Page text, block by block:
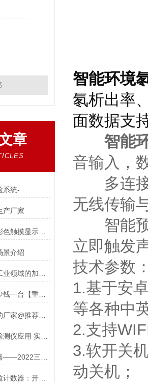
章
系统-
产厂家
智能冰浴蒸馏仪：七寸彩色触摸显示屏带来的操作便捷性
景介绍
大米农药残留检测仪多少钱一台【重点】@新款大米农药残留检测仪上市
快速检测蜂蜜仪器设备的厂家@推荐山东三体
智能分析便携式油液颗粒计数器：开启工业检测新时代
智能环境
氡析出率
面数据支
智能
音输入，
多连接
无线传输
智能预
立即触发
技术参数
1.基于安
等各种中
2.支持
3.软开关
动关机；